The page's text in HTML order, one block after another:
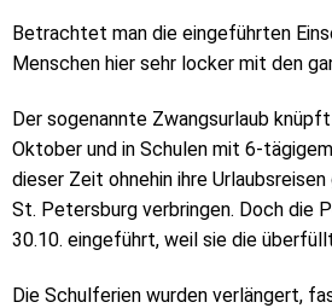
Betrachtet man die eingeführten
Menschen hier sehr locker mit den
Der sogenannte Zwangsurlaub
Oktober und in Schulen mit 6-
dieser Zeit ohnehin ihre
St. Petersburg verbringen. Doch die
30.10. eingeführt, weil sie die
Die Schulferien wurden verlängert,